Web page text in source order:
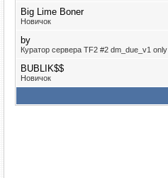
Big Lime Boner
Новичок
by
Куратор сервера TF2 #2 dm_due_v1 only
BUBLIK$$
Новичок